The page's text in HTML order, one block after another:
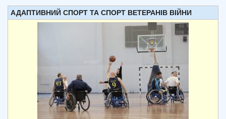
АДАПТИВНИЙ СПОРТ ТА СПОРТ ВЕТЕРАНІВ ВІЙНИ